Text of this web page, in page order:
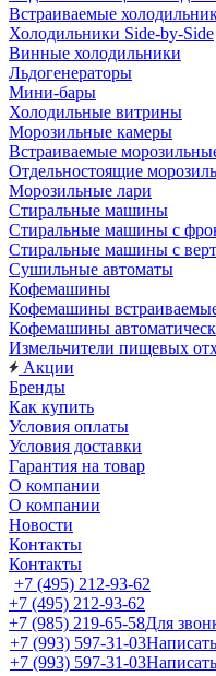
Встраиваемые
Холодильники Side-by-Side
Винные холодильники
Льдогенераторы
Мини-бары
Холодильные витрины
Морозильные камеры
Встраиваемые
Отдельностоящие
Морозильные лари
Стиральные машины
Стиральные машины с
Стиральные машины с
Сушильные автоматы
Кофемашины
Кофемашины
Кофемашины
Измельчители пищевых
Акции
Бренды
Как купить
Условия оплаты
Условия доставки
Гарантия на товар
О компании
О компании
Новости
Контакты
Контакты
+7 (495) 212-93-62
+7 (495) 212-93-62
+7 (985) 219-65-58Для
+7 (993) 597-31-03
+7 (993) 597-31-03